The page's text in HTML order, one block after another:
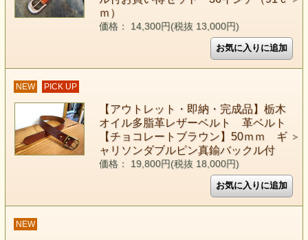
ｍ）
価格： 14,300円(税抜 13,000円)
NEW PICK UP
【アウトレット・即納・完成品】栃木
オイル多脂革レザーベルト 革ベルト
【チョコレートブラウン】50ｍｍ ギ
ャリソンダブルピン真鍮バックル付
価格： 19,800円(税抜 18,000円)
NEW